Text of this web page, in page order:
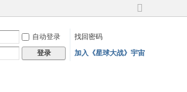
切
宽
自动登录
找回密码
登录 加入《星球大战》宇宙